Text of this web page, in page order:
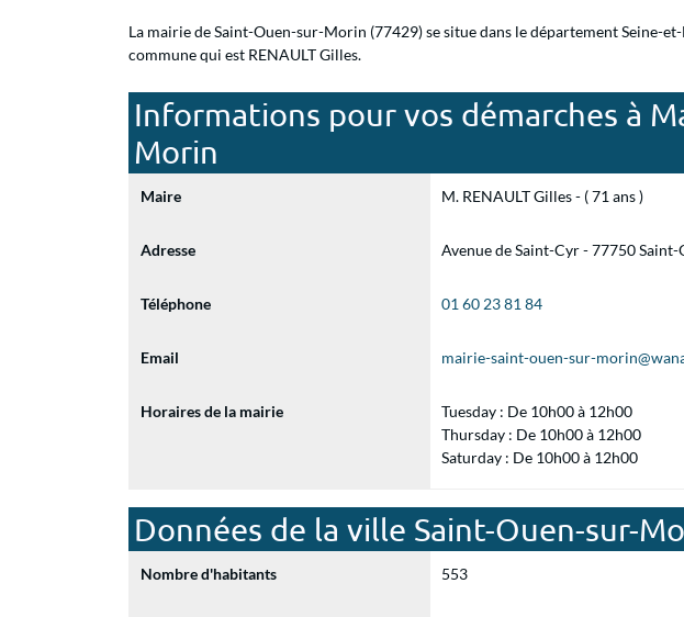
La mairie de Saint-Ouen-sur-Morin (77429) se situe dans le département Seine-
commune qui est RENAULT Gilles.
Informations pour vos démarches à
Morin
Maire M. RENAULT Gilles - ( 71 ans )
Adresse Avenue de Saint-Cyr - 77750
Téléphone 01 60 23 81 84
Email mairie-saint-ouen-sur-
Horaires de la mairie
Tuesday : De 10h00 à 12h00
Thursday : De 10h00 à 12h00
Saturday : De 10h00 à 12h00
Données de la ville Saint-Ouen-sur-
Nombre d'habitants 553